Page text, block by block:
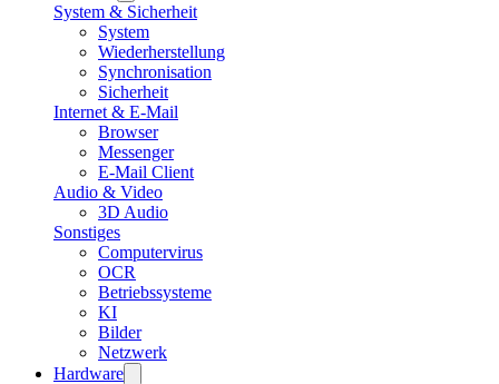
System & Sicherheit
System
Wiederherstellung
Synchronisation
Sicherheit
Internet & E-Mail
Browser
Messenger
E-Mail Client
Audio & Video
3D Audio
Sonstiges
Computervirus
OCR
Betriebssysteme
KI
Bilder
Netzwerk
Hardware